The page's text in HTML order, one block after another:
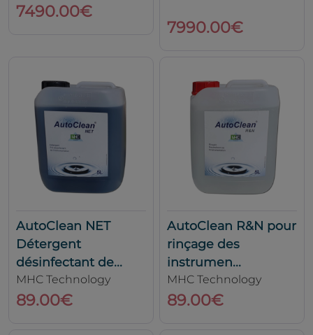
7490.00€
7990.00€
AutoClean NET
Détergent
désinfectant de...
MHC Technology
89.00€
AutoClean R&N pour
rinçage des
instrumen...
MHC Technology
89.00€